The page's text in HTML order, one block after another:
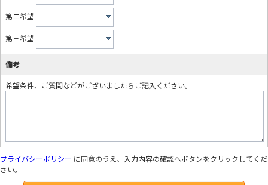
第二希望
第三希望
備考
希望条件、ご質問などがございましたらご記入ください。
プライバシーポリシー に同意のうえ、入力内容の確認へボタンをクリックしてくだ
さい。